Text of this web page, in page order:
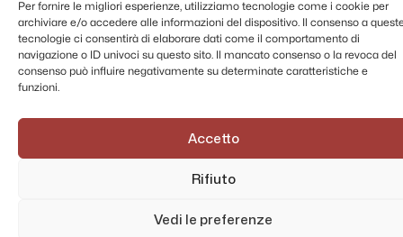
Per fornire le migliori esperienze, utilizziamo tecnologie come i cookie per
archiviare e/o accedere alle informazioni del dispositivo. Il consenso a
tecnologie ci consentirà di elaborare dati come il comportamento di
navigazione o ID univoci su questo sito. Il mancato consenso o la revoca del
consenso può influire negativamente su determinate caratteristiche e
funzioni.
Accetto
Rifiuto
Vedi le preferenze